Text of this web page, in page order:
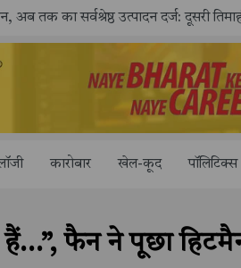
कारोबार खेल-कूद पॉलिटिक्स
हैं…”, फैन ने पूछा